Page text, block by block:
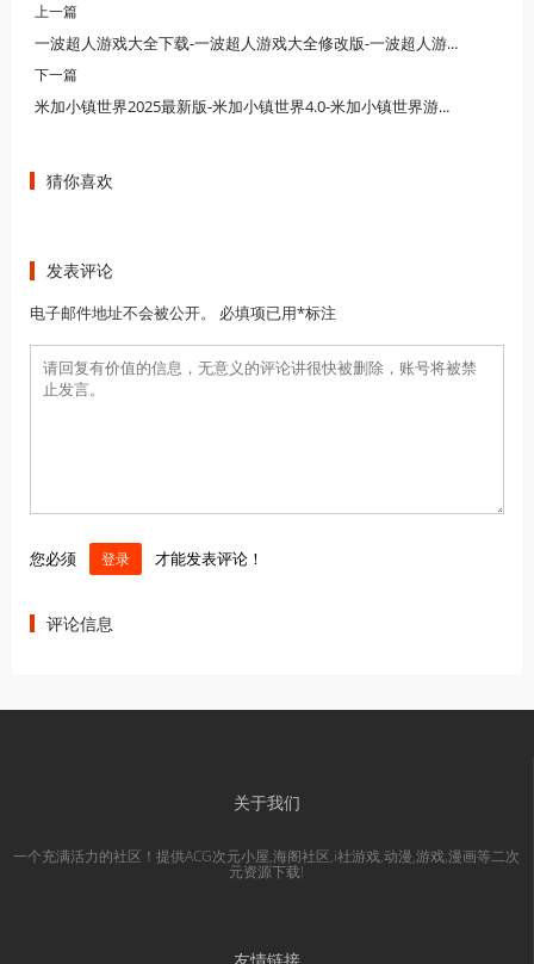
上一篇
一波超人游戏大全下载-一波超人游戏大全修改版-一波超人游戏大全手机版
下一篇
米加小镇世界2025最新版-米加小镇世界4.0-米加小镇世界游戏大全
猜你喜欢
发表评论
电子邮件地址不会被公开。 必填项已用*标注
您必须 登录 才能发表评论！
评论信息
关于我们
一个充满活力的社区！提供ACG次元小屋,海阁社区,i社游戏,动漫,游戏,漫画等二次
元资源下载!